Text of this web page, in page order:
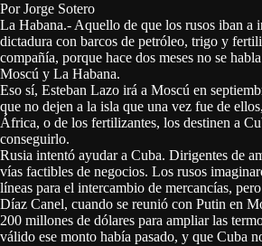
Por Jorge Sotero
La Habana.- Aquello de que los rusos iban a
dictadura con barcos de petróleo, trigo y
compañía, porque hace dos meses no se
Moscú y La Habana.
Eso sí, Esteban Lazo irá a Moscú en
que no dejen a la isla que una vez fue de
África, o de los fertilizantes, los destinen a
conseguirlo.
Rusia intentó ayudar a Cuba. Dirigentes de
vías factibles de negocios. Los rusos
líneas para el intercambio de mercancías,
Díaz Canel, cuando se reunió con Putin en
200 millones de dólares para ampliar las
válido ese monto había pasado, y que Cuba